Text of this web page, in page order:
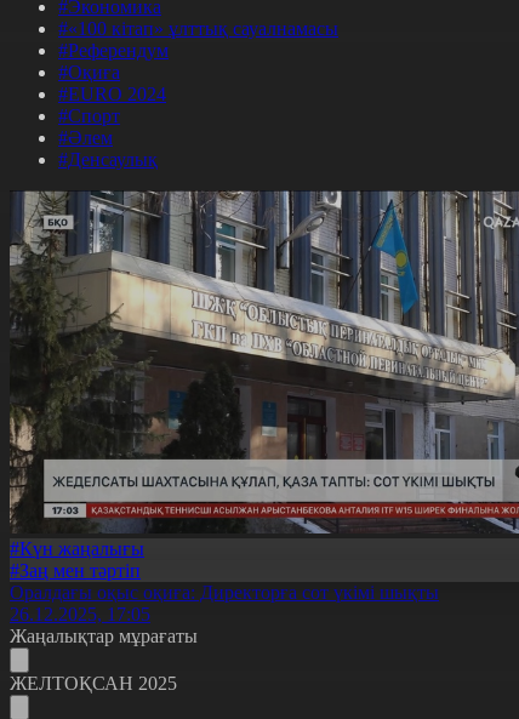
#Экономика
#«100 кітап» ұлттық сауалнамасы
#Референдум
#Оқиға
#EURO 2024
#Спорт
#Әлем
#Денсаулық
#Күн жаңалығы
#Заң мен тәртіп
Оралдағы оқыс оқиға: Директорға сот үкімі шықты
26.12.2025, 17:05
Жаңалықтар мұрағаты
ЖЕЛТОҚСАН 2025